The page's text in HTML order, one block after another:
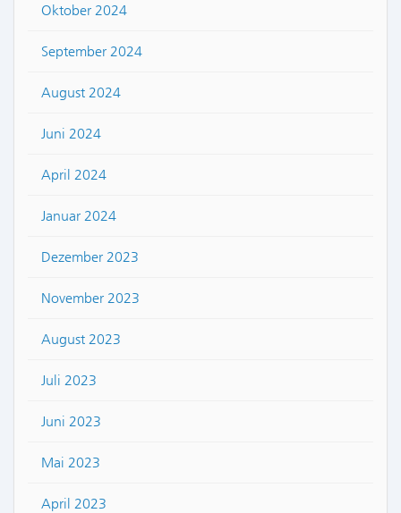
Oktober 2024
September 2024
August 2024
Juni 2024
April 2024
Januar 2024
Dezember 2023
November 2023
August 2023
Juli 2023
Juni 2023
Mai 2023
April 2023